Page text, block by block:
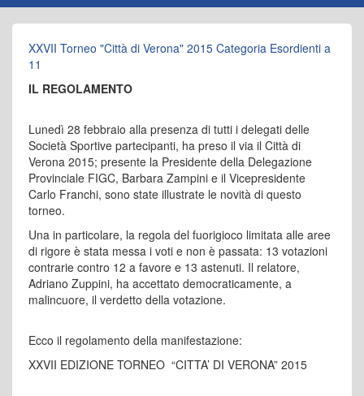
XXVII Torneo "Città di Verona" 2015 Categoria Esordienti a
11
IL REGOLAMENTO
Lunedì 28 febbraio alla presenza di tutti i delegati delle
Società Sportive partecipanti, ha preso il via il Città di
Verona 2015; presente la Presidente della Delegazione
Provinciale FIGC, Barbara Zampini e il Vicepresidente
Carlo Franchi, sono state illustrate le novità di questo
torneo.
Una in particolare, la regola del fuorigioco limitata alle aree
di rigore è stata messa i voti e non è passata: 13 votazioni
contrarie contro 12 a favore e 13 astenuti. Il relatore,
Adriano Zuppini, ha accettato democraticamente, a
malincuore, il verdetto della votazione.
Ecco il regolamento della manifestazione:
XXVII EDIZIONE TORNEO “CITTA’ DI VERONA” 2015